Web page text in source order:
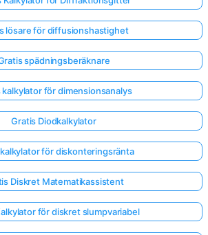
lösare för diffusionshastighet
spädningsberäknare
kalkylator för dimensionsanalys
Gratis Diodkalkylator
för diskonteringsränta
Diskret Matematikassistent
för diskret slumpvariabel